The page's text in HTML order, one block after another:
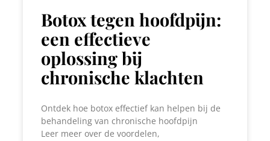
Botox tegen hoofdpijn:
een effectieve
oplossing bij
chronische klachten
Ontdek hoe botox effectief kan helpen bij de
behandeling van chronische hoofdpijn
Leer meer over de voordelen,